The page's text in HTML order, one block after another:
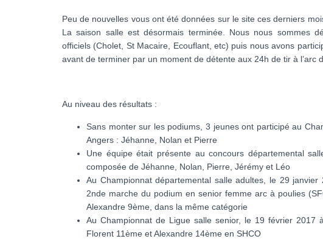
Peu de nouvelles vous ont été données sur le site ces derniers
La saison salle est désormais terminée. Nous nous sommes
officiels (Cholet, St Macaire, Ecouflant, etc) puis nous avons
avant de terminer par un moment de détente aux 24h de tir à l’arc
Au niveau des résultats :
Sans monter sur les podiums, 3 jeunes ont participé au
Angers : Jéhanne, Nolan et Pierre
Une équipe était présente au concours départemental
composée de Jéhanne, Nolan, Pierre, Jérémy et Léo
Au Championnat départemental salle adultes, le 29
2nde marche du podium en senior femme arc à poulies
Alexandre 9ème, dans la même catégorie
Au Championnat de Ligue salle senior, le 19 février 2017
Florent 11ème et Alexandre 14ème en SHCO